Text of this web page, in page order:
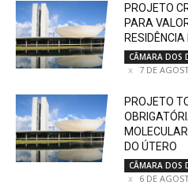
PROJETO
PARA
CÂMARA DOS
7 DE
PROJETO
DO ÚTERO
CÂMARA DOS
6 DE